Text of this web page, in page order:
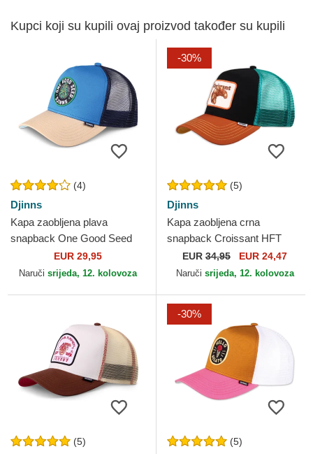
Kupci koji su kupili ovaj proizvod također su kupili
(4)
Djinns
Kapa zaobljena plava
snapback One Good Seed
HFT Food Djinns
EUR 29,95
Naruči srijeda, 12. kolovoza
-30%
(5)
Djinns
Kapa zaobljena crna
snapback Croissant HFT
Food Djinns
EUR 34,95 EUR 24,47
Naruči srijeda, 12. kolovoza
(5)
-30%
(5)